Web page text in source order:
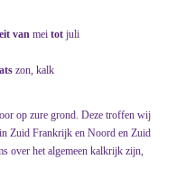
van mei tot juli
zon, kalk
op zure grond. Deze troffen wij
Zuid Frankrijk en Noord en Zuid
over het algemeen kalkrijk zijn,